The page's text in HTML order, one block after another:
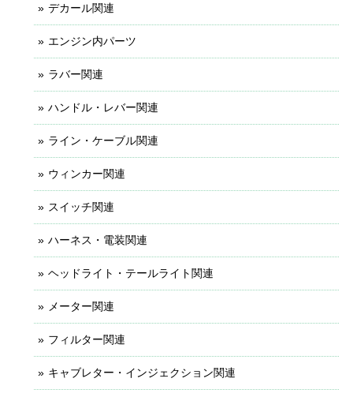
デカール関連
エンジン内パーツ
ラバー関連
ハンドル・レバー関連
ライン・ケーブル関連
ウィンカー関連
スイッチ関連
ハーネス・電装関連
ヘッドライト・テールライト関連
メーター関連
フィルター関連
キャブレター・インジェクション関連